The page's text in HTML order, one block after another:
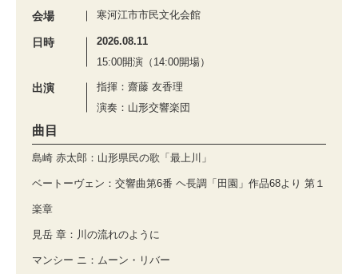
会場 寒河江市市民文化会館
日時
2026.08.11
15:00開演（14:00開場）
出演
指揮：齋藤 友香理
演奏：山形交響楽団
曲目
島崎 赤太郎：山形県民の歌「最上川」
ベートーヴェン：交響曲第6番 ヘ長調「田園」作品68より 第１
楽章
見岳 章：川の流れのように
マンシー ニ：ムーン・リバー